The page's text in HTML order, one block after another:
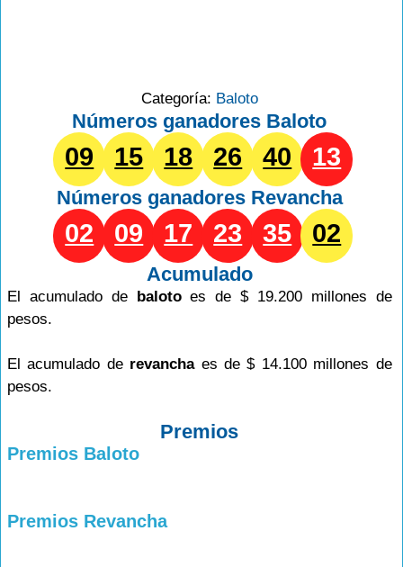
Categoría: Baloto
Números ganadores Baloto
09 15 18 26 40 13
Números ganadores Revancha
02 09 17 23 35 02
Acumulado
El acumulado de balotoes de $ 19.200 millones de
pesos.
El acumulado de revanchaes de $ 14.100 millones de
pesos.
Premios
Premios Baloto
Premios Revancha